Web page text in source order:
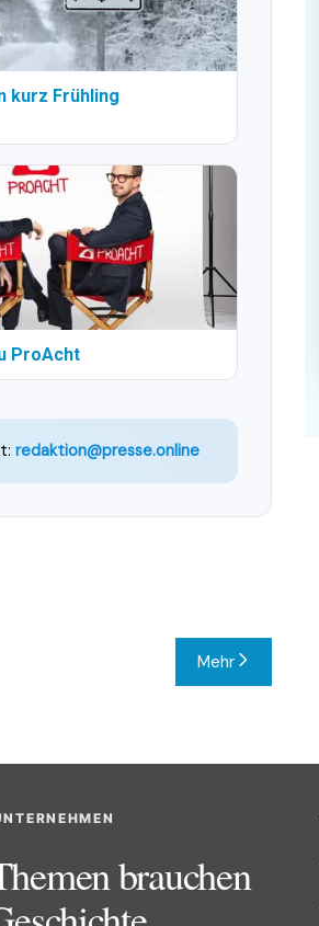
kurz Frühling
ProAcht
redaktion@presse.online
Mehr
brauchen